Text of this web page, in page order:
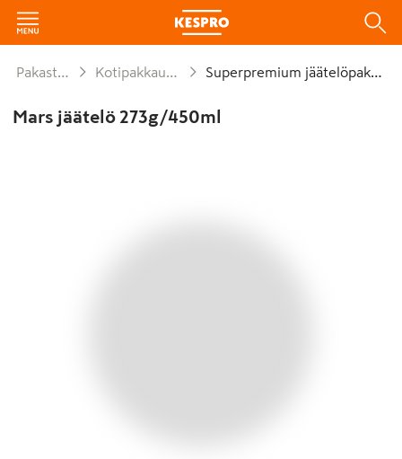
Pakasteet Kotipakkaukset Superpremium jäätelöpaketit
Mars jäätelö 273g/450ml